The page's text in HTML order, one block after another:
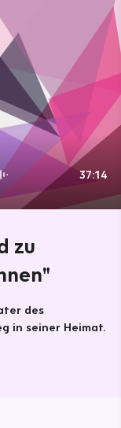
37:14
zu
des
in seiner Heimat.